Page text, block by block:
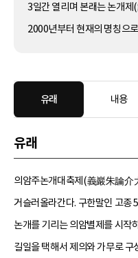
3일간 열리며 본래는 논개
2000년부터 현재의 명칭으
유래 내용
유래
의암주논개대축제(義巖朱論
거슬러올라간다. 구한말인 고
논개를 기리는 의암별제를 시작
길일을 택해서 제의와 가무로